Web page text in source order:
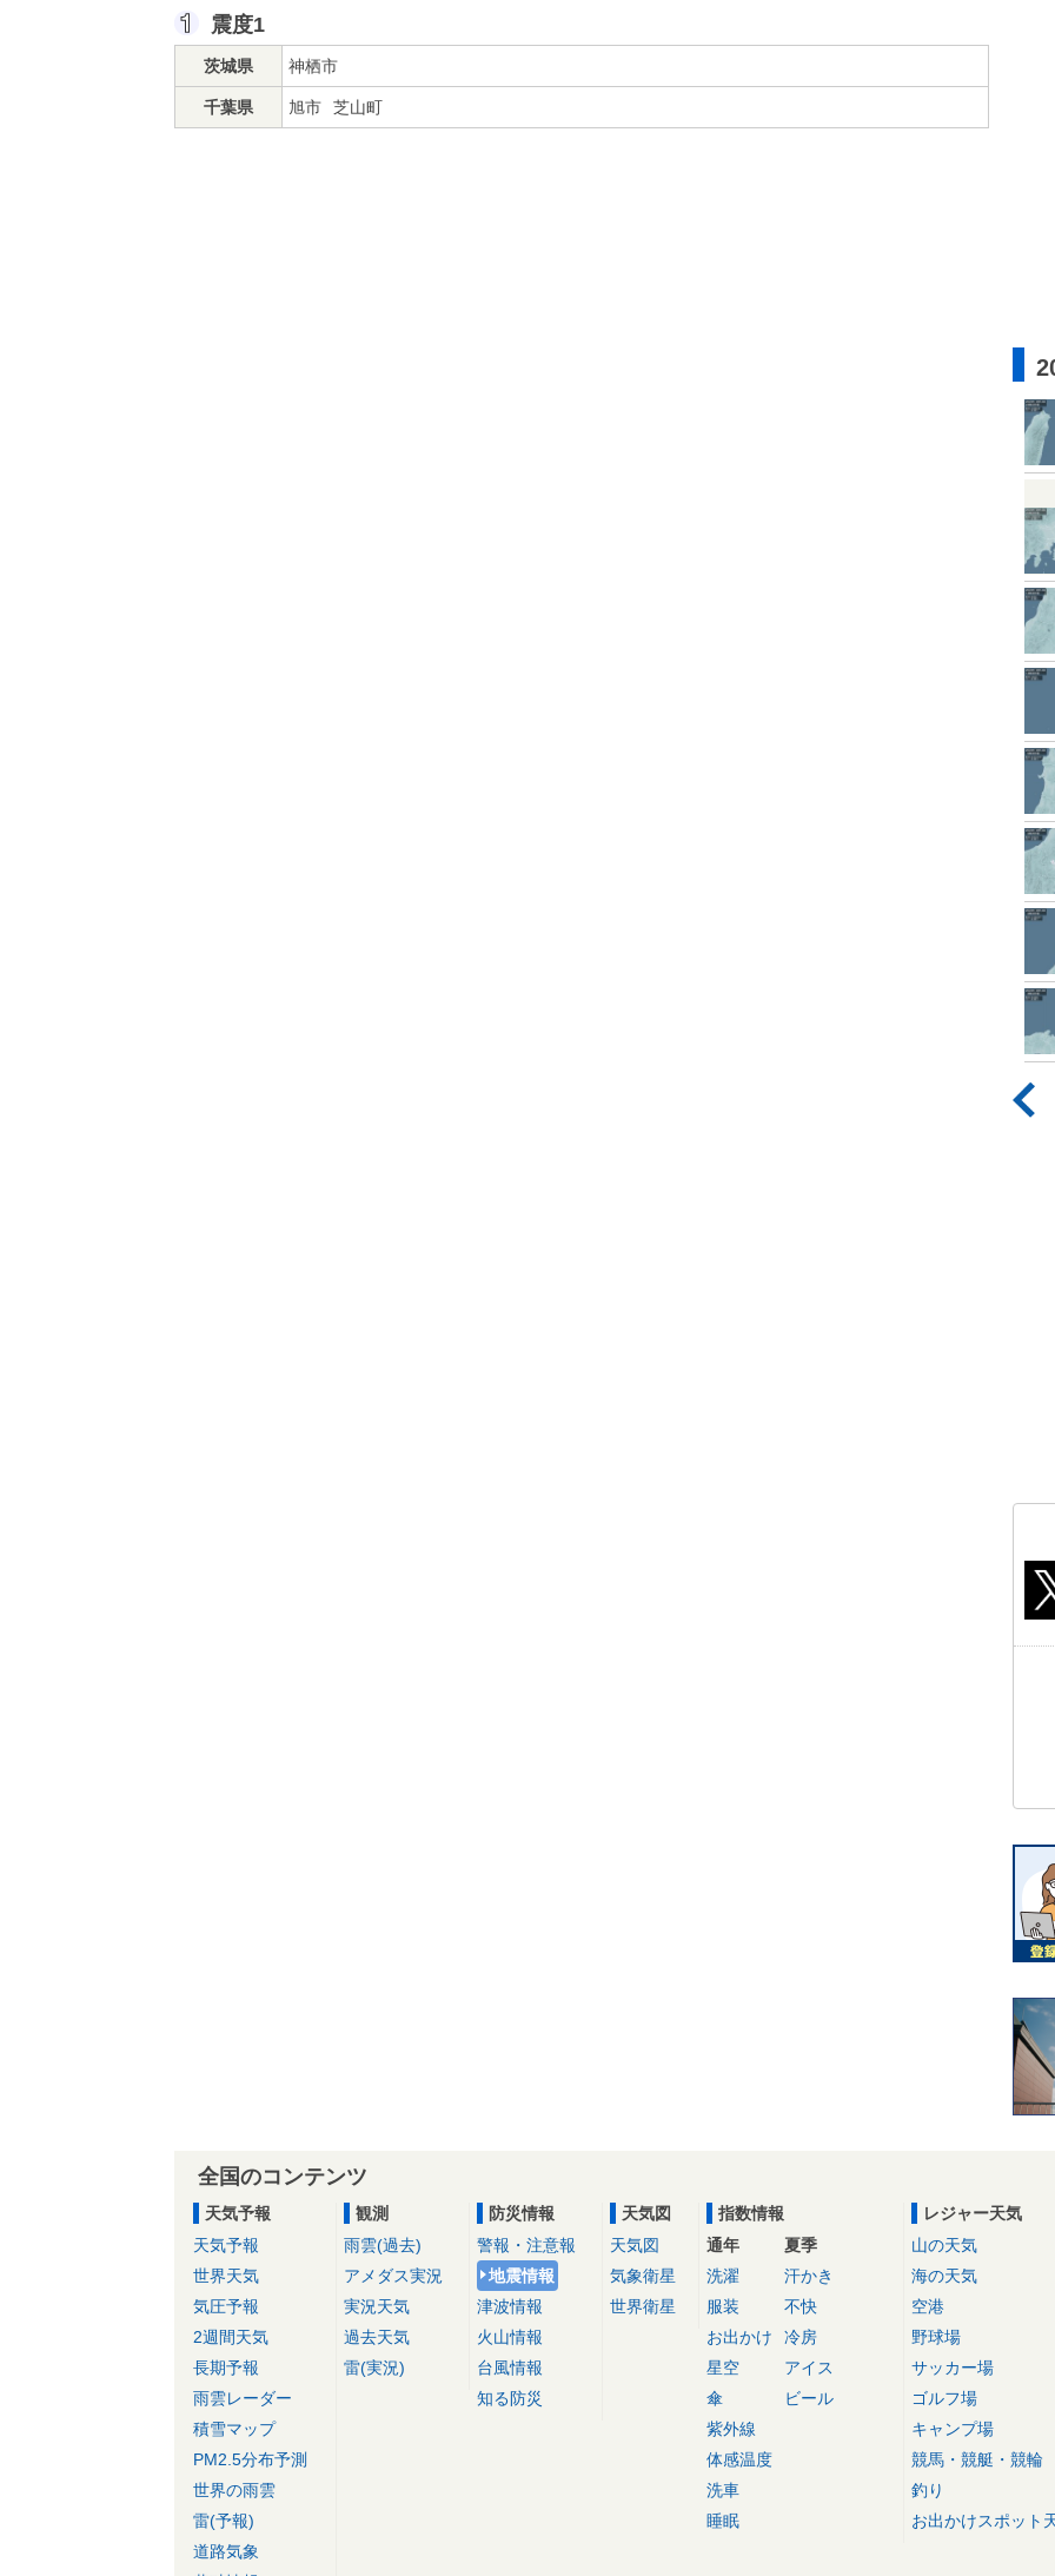
震度1
茨城県 神栖市
千葉県 旭市 芝山町
全国のコンテンツ
天気予報
天気予報
世界天気
気圧予報
2週間天気
長期予報
雨雲レーダー
積雪マップ
PM2.5分布予測
世界の雨雲
雷(予報)
道路気象
観測
雨雲(過去)
アメダス実況
実況天気
過去天気
雷(実況)
防災情報
警報・注意報
地震情報
津波情報
火山情報
台風情報
知る防災
天気図
天気図
気象衛星
世界衛星
指数情報
通年
洗濯
服装
お出かけ
星空
傘
紫外線
体感温度
洗車
睡眠
夏季
汗かき
不快
冷房
アイス
ビール
レジャー天気
山の天気
海の天気
空港
野球場
サッカー場
ゴルフ場
キャンプ場
競馬・競艇・競輪
釣り
お出かけスポット